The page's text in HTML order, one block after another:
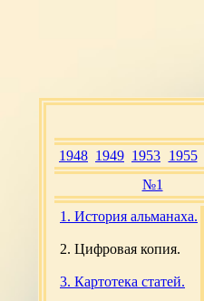
1948 1949 1953 1955
№1
1. История альманаха.
2. Цифровая копия.
3. Картотека статей.